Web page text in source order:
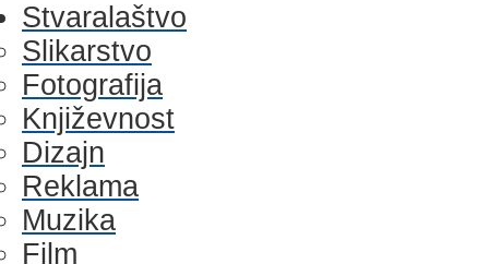
Stvaralaštvo
Slikarstvo
Fotografija
Književnost
Dizajn
Reklama
Muzika
Film